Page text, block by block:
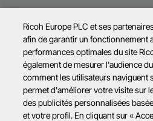
Ricoh Europe PLC et ses
afin de garantir un fonctionnement
performances optimales du site
également de mesurer l'audience
comment les utilisateurs naviguent
permet d'améliorer votre visite sur
des publicités personnalisées
et votre profil. En cliquant sur «